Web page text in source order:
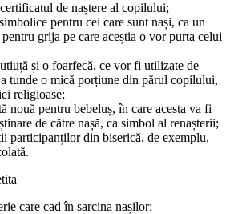
de naștere al copilului;
simbolice pentru cei care sunt nași, ca un
grija pe care aceștia o vor purta celui
și o foarfecă, ce vor fi utilizate de
tunde o mică porțiune din părul copilului,
religioase;
nouă pentru bebeluș, în care acesta va fi
de către nașă, ca simbol al renașterii;
participanților din biserică, de exemplu,
care cad în sarcina nașilor: